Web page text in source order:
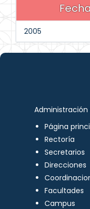
2005
Administración
Página
Rectoría
Secretarios
Direcciones
Facultades
Campus